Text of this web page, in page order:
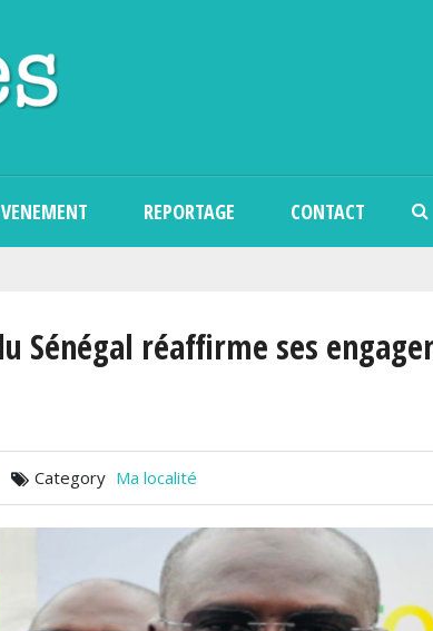
REPORTAGE CONTACT
Sénégal réaffirme ses
Category Ma localité